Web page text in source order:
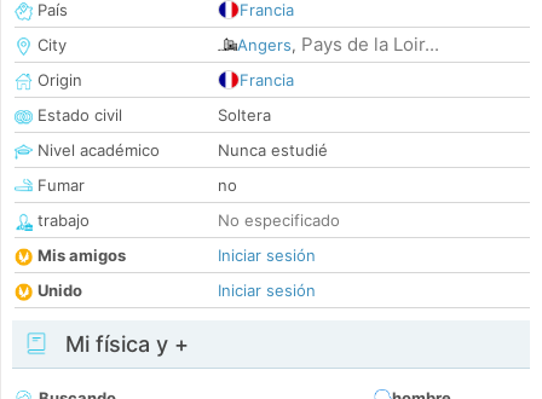
País
Francia
City
Angers, Pays de la Loir...
Origin
Francia
Estado civil
Soltera
Nivel académico
Nunca estudié
Fumar
no
trabajo
No especificado
Mis amigos
Iniciar sesión
Unido
Iniciar sesión
Mi física y +